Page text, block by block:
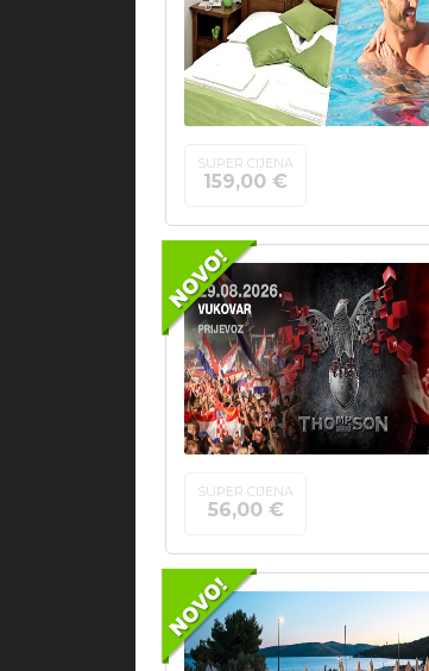
SUPER CIJENA
159,00 €
SUPER CIJENA
56,00 €